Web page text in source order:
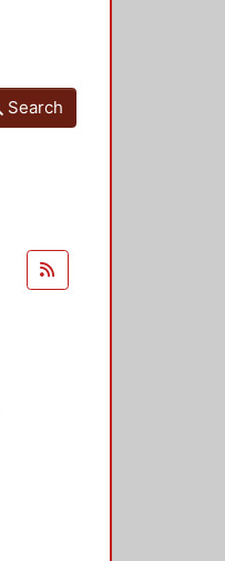
Search